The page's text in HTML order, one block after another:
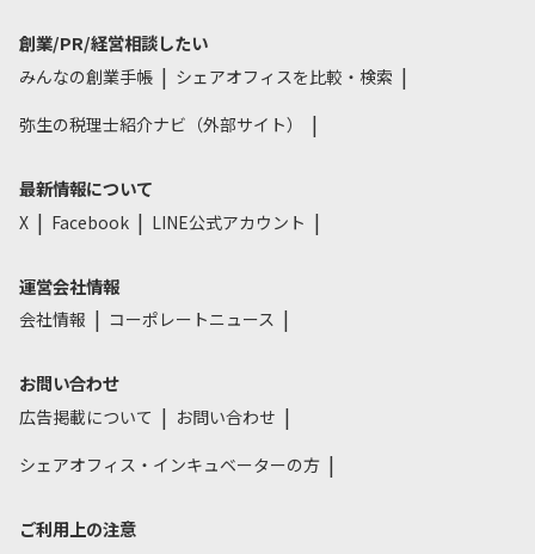
創業/PR/経営相談したい
みんなの創業手帳
シェアオフィスを比較・検索
弥生の税理士紹介ナビ（外部サイト）
最新情報について
X Facebook LINE公式アカウント
運営会社情報
会社情報 コーポレートニュース
お問い合わせ
広告掲載について
お問い合わせ
シェアオフィス・インキュベーターの方
ご利用上の注意